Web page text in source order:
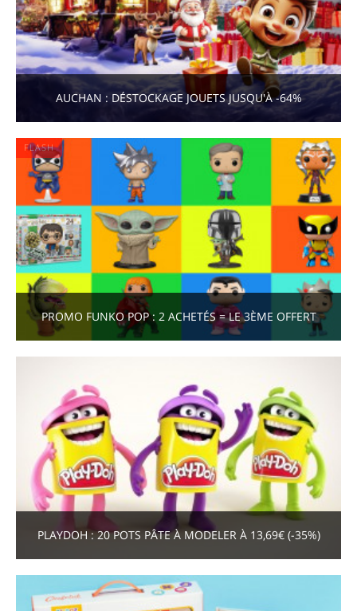
AUCHAN : DÉSTOCKAGE JOUETS JUSQU'À -64%
FLASH
PROMO FUNKO POP : 2 ACHETÉS = LE 3ÈME OFFERT
PLAYDOH : 20 POTS PÂTE À MODELER À 13,69€ (-35%)